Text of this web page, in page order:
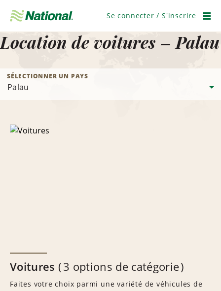
navigation
Se connecter / S'inscrire
Location de voitures – Palau
SÉLECTIONNER UN PAYS
Voitures 3 options de catégorie
Faites votre choix parmi une variété de véhicules de